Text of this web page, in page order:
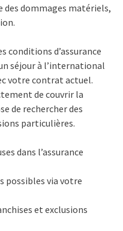
des dommages matériels,
conditions d’assurance
séjour à l’international
votre contrat actuel.
de couvrir la
de rechercher des
particulières.
dans l’assurance
possibles via votre
et exclusions